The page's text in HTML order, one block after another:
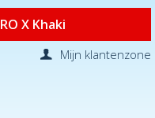
X Khaki
Mijn klantenzone